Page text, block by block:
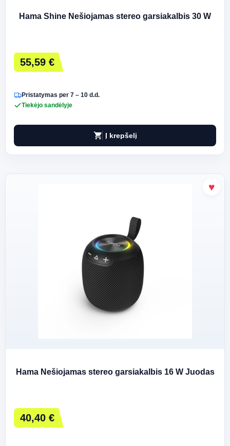
Hama Shine Nešiojamas stereo garsiakalbis 30 W
55,59 €
Pristatymas per 7 – 10 d.d.
Tiekėjo sandėlyje
shopping_cart Į krepšelį
Hama Nešiojamas stereo garsiakalbis 16 W Juodas
40,40 €